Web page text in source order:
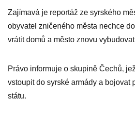
Zajímavá je reportáž ze syrského
obyvatel zničeného města nechce
vrátit domů a město znovu
Právo informuje o skupině Čechů,
vstoupit do syrské armády a bojovat
státu.